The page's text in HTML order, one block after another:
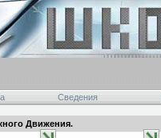
Сведения
Движения.